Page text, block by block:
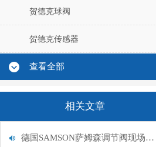
贺德克球阀
贺德克传感器
查看全部
相关文章
德国SAMSON萨姆森调节阀现场安装步骤解答